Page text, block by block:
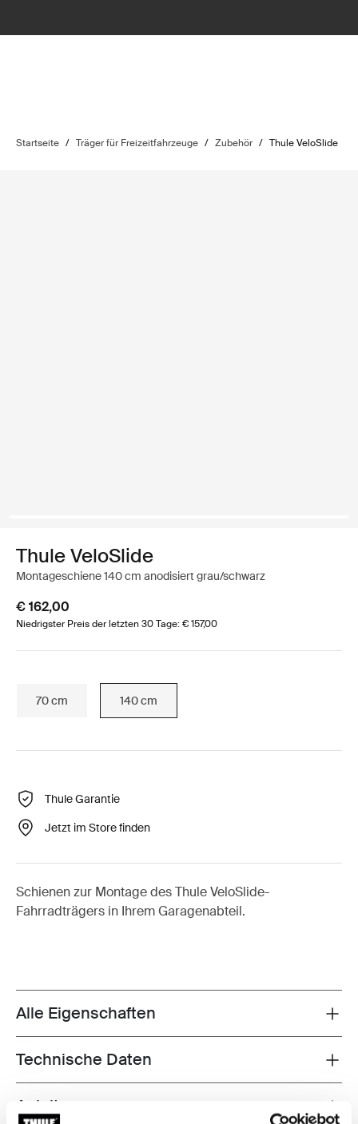
Startseite / Träger für Freizeitfahrzeuge / Zubehör / Thule VeloSlide
Thule VeloSlide
Montageschiene 140 cm anodisiert grau/schwarz
€ 162,00
Niedrigster Preis der letzten 30 Tage: € 157,00
70 cm 140 cm
Thule Garantie
Jetzt im Store finden
Schienen zur Montage des Thule VeloSlide-
Fahrradträgers in Ihrem Garagenabteil.
Toggle features
Alle Eigenschaften
Toggle techspec
Technische Daten
Toggle guides and instructions
Anleitung